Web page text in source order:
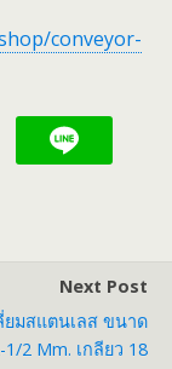
conveyor-
Next Post
ยมสแตนเลส ขนาด
1/2 Mm. เกลียว 18